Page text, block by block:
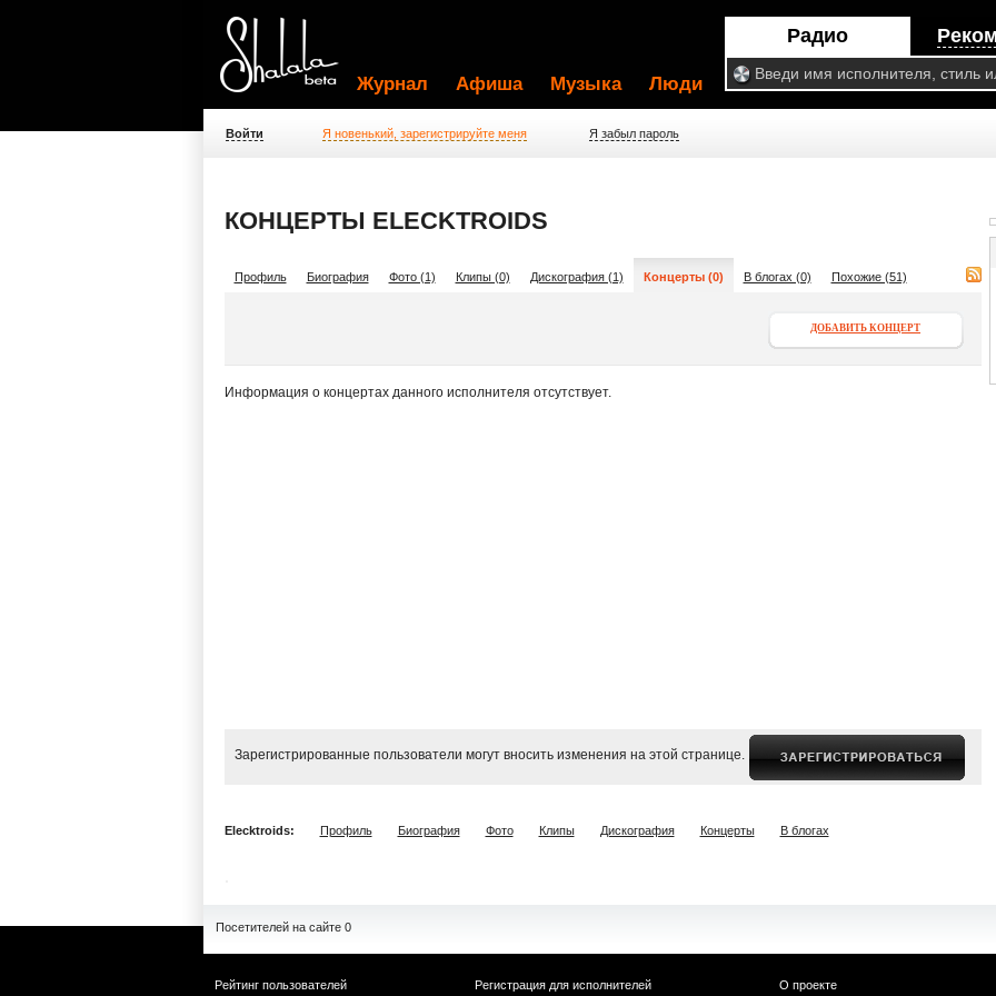
Радио
Журнал Афиша Музыка Люди
Войти Я новенький, зарегистрируйте меня Я забыл пароль
КОНЦЕРТЫ ELECKTROIDS
Профиль Биография Фото (1) Клипы (0) Дискография (1) Концерты (0) В блогах (0) Похожие (51)
ДОБАВИТЬ КОНЦЕРТ
Информация о концертах данного исполнителя отсутствует.
Зарегистрированные пользователи могут вносить изменения на этой странице.
Elecktroids: Профиль Биография Фото Клипы Дискография Концерты В блогах
Посетителей на сайте 0
Рейтинг пользователей
Регистрация для исполнителей
О проекте